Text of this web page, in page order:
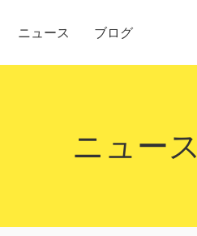
ニュース ブログ
ニュース